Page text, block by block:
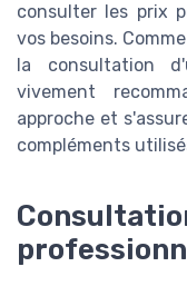
consulter les prix
vos besoins.
la consultation
vivement
approche et
compléments